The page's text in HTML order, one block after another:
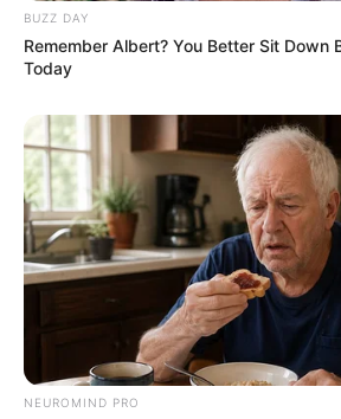
[TODAS AS LIVES] Desde o
BUZZ DAY
Remember Albert? You Better Sit Down
Today
NEUROMIND PRO